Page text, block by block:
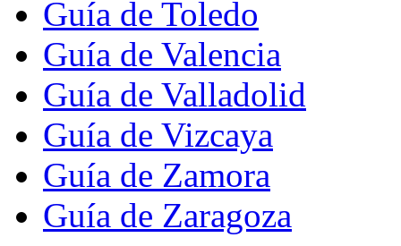
Guía de Toledo
Guía de Valencia
Guía de Valladolid
Guía de Vizcaya
Guía de Zamora
Guía de Zaragoza